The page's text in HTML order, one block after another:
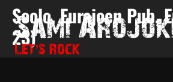
Soolo, Eurajoen Pub,
23)